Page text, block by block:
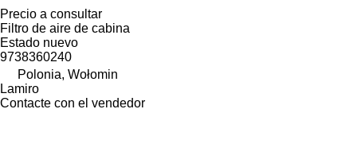
Precio a consultar
Filtro de aire de cabina
Estado nuevo
9738360240
Polonia, Wołomin
Lamiro
Contacte con el vendedor